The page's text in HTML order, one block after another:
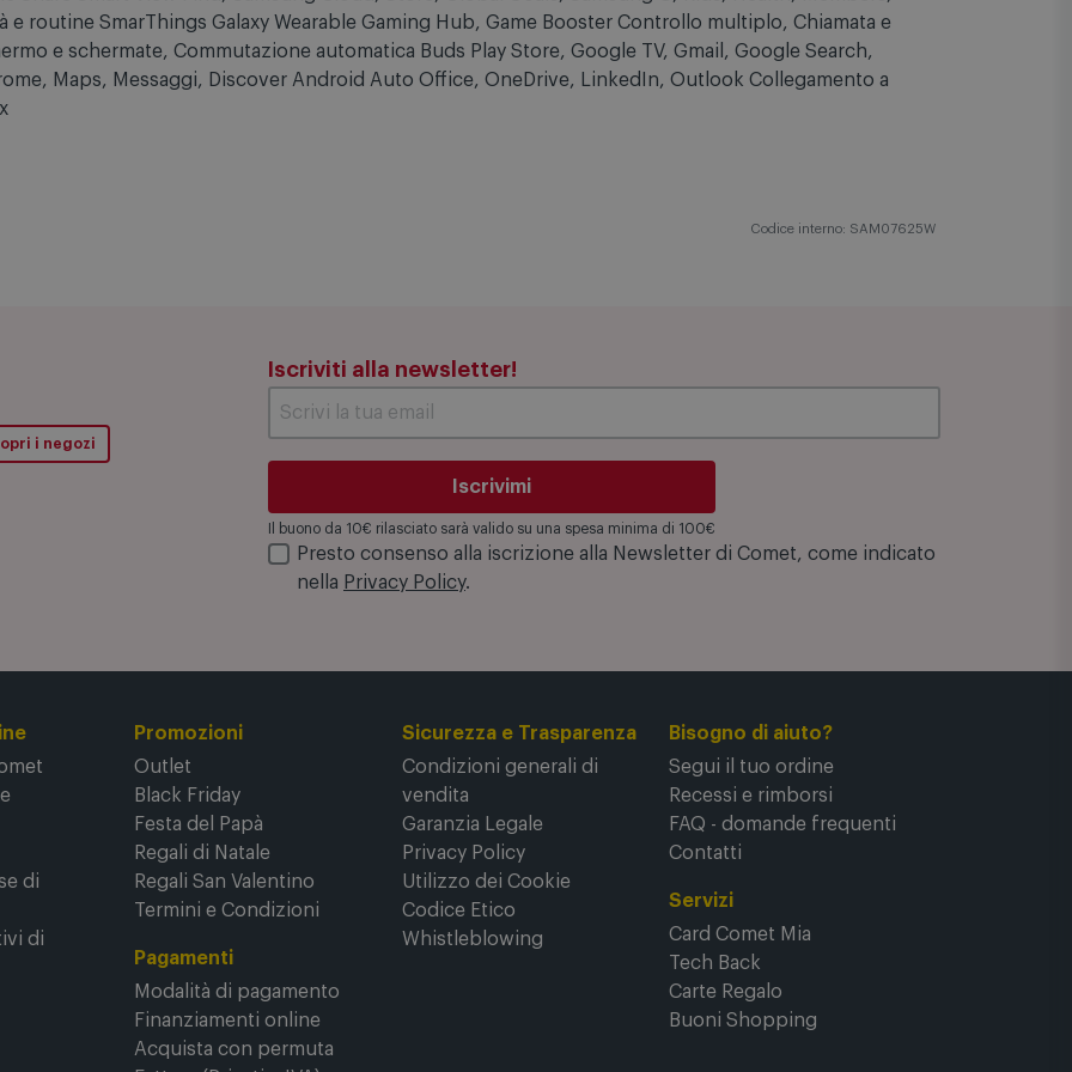
Smart View Find, Samsung Cloud, Store, Global Goals, Samsung O, Kids, Health, Members,
routine SmarThings Galaxy Wearable Gaming Hub, Game Booster Controllo multiplo, Chiamata e
e schermate, Commutazione automatica Buds Play Store, Google TV, Gmail, Google Search,
Maps, Messaggi, Discover Android Auto Office, OneDrive, LinkedIn, Outlook Collegamento a
Iscriviti alla newsletter!
Iscrivimi
Il buono da 10€ rilasciato sarà valido su una spesa minima di 100€
Presto consenso alla iscrizione alla Newsletter di Comet, come indicato
di
di
Promozioni
Outlet
Black Friday
Festa del Papà
Regali di Natale
Regali San Valentino
Termini e Condizioni
Pagamenti
Modalità di pagamento
Finanziamenti online
Sicurezza e Trasparenza
Condizioni generali di
vendita
Garanzia Legale
Privacy Policy
Utilizzo dei Cookie
Codice Etico
Bisogno di aiuto?
Segui il tuo ordine
Recessi e rimborsi
FAQ - domande frequenti
Contatti
Servizi
Card Comet Mia
Tech Back
Carte Regalo